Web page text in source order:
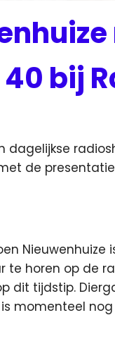
bij
de
te horen op de
dit tijdstip.
momenteel